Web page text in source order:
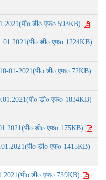
पीo डीo एफo 593KB)
पीo डीo एफo 1224KB)
01-2021(पीo डीo एफo 72KB)
पीo डीo एफo 1834KB)
पीo डीo एफo 175KB)
पीo डीo एफo 1415KB)
पीo डीo एफo 739KB)